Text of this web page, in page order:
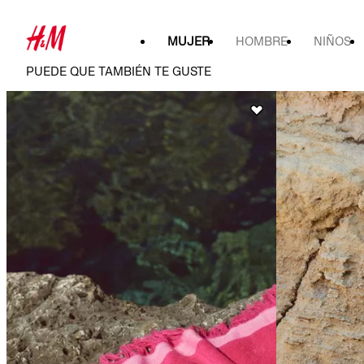
MUJER HOMBRE NIÑOS
PUEDE QUE TAMBIÉN TE GUSTE